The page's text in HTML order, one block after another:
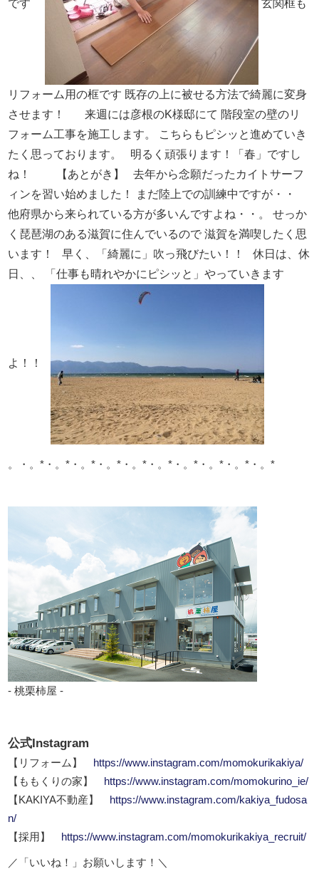
です 玄関框も
リフォーム用の框です 既存の上に被せる方法で綺麗に変身
させます！
来週には彦根のK様邸にて 階段室の壁のリ
フォーム工事を施工します。
こちらもピシッと進めていき
たく思っております。
明るく頑張ります！「春」ですし
ね！
【あとがき】
去年から念願だったカイトサーフ
ィンを習い始めました！
まだ陸上での訓練中ですが・・
他府県から来られている方が多いんですよね・・。
せっか
く琵琶湖のある滋賀に住んでいるので 滋賀を満喫したく思
います！
早く、「綺麗に」吹っ飛びたい！！
休日は、休
日、、
「仕事も晴れやかにピシッと」やっていきます
よ！！
。・。*・。*・。*・。*・。*・。*・。*・。*・。*・。*
- 桃栗柿屋 -
公式Instagram
【リフォーム】
https://www.instagram.com/momokurikakiya/
【ももくりの家】
https://www.instagram.com/momokurino_ie/
【KAKIYA不動産】
https://www.instagram.com/kakiya_fudosa
n/
【採用】
https://www.instagram.com/momokurikakiya_recruit/
／「いいね！」お願いします！＼